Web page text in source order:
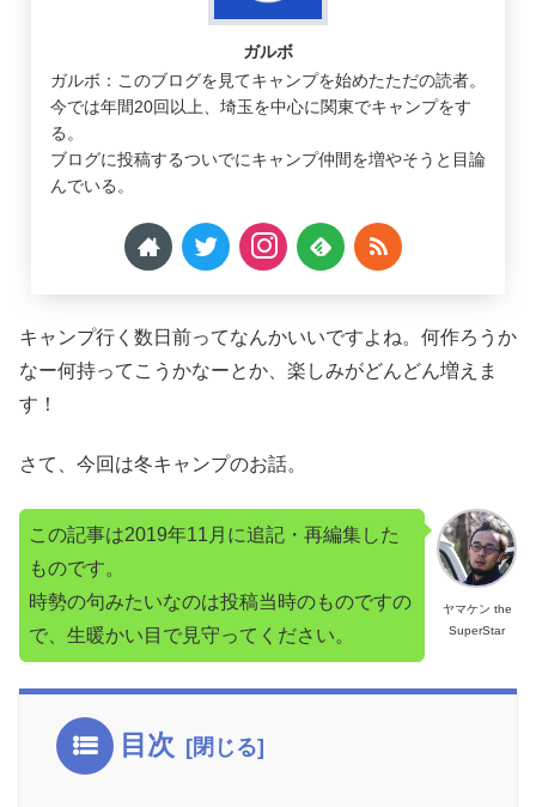
ガルボ
ガルボ：このブログを見てキャンプを始めたただの読者。
今では年間20回以上、埼玉を中心に関東でキャンプをす
る。
ブログに投稿するついでにキャンプ仲間を増やそうと目論
んでいる。
キャンプ行く数日前ってなんかいいですよね。何作ろうか
なー何持ってこうかなーとか、楽しみがどんどん増えま
す！
さて、今回は冬キャンプのお話。
ヤマケン the
SuperStar
この記事は2019年11月に追記・再編集した
ものです。
時勢の句みたいなのは投稿当時のものですの
で、生暖かい目で見守ってください。
目次